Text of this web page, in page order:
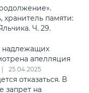
хранитель памяти:
Ч. 29.
надлежащих
апелляция
25.04.2025
отказаться. В
запрет на